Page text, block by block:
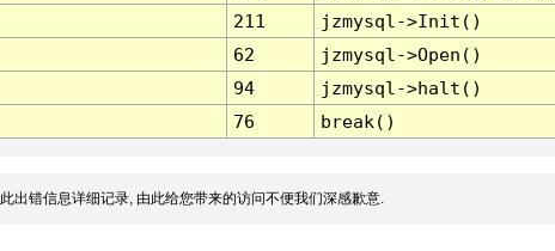
211
jzmysql->Init()
62
jzmysql->Open()
94
jzmysql->halt()
76 break()
出错信息详细记录, 由此给您带来的访问不便我们深感歉意.